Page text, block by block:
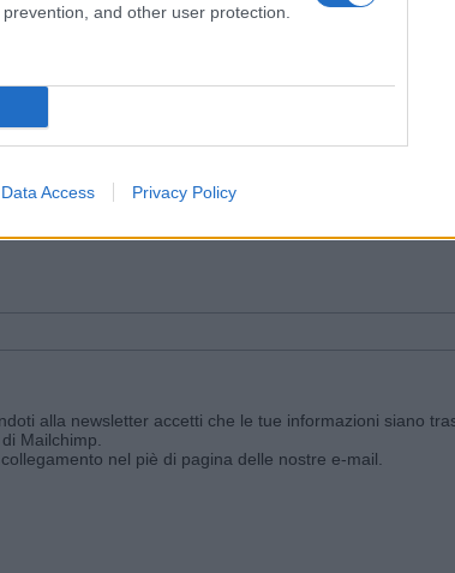
and other user protection.
Data Access Privacy Policy
Stampa|Pubblicità|Segnala
contenenti le ultime notizie pubblicate sul sito web!
alla newsletter accetti che le tue informazioni siano
Mailchimp
nel piè di pagina delle nostre e-mail.